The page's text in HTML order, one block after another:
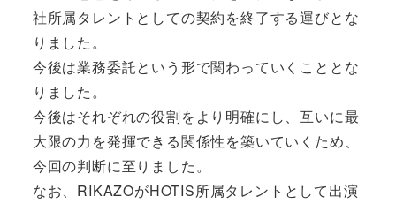
社所属タレントとしての契約を終了する運びとな
りました。
今後は業務委託という形で関わっていくこととな
りました。
今後はそれぞれの役割をより明確にし、互いに最
大限の力を発揮できる関係性を築いていくため、
今回の判断に至りました。
なお、RIKAZOがHOTIS所属タレントとして出演